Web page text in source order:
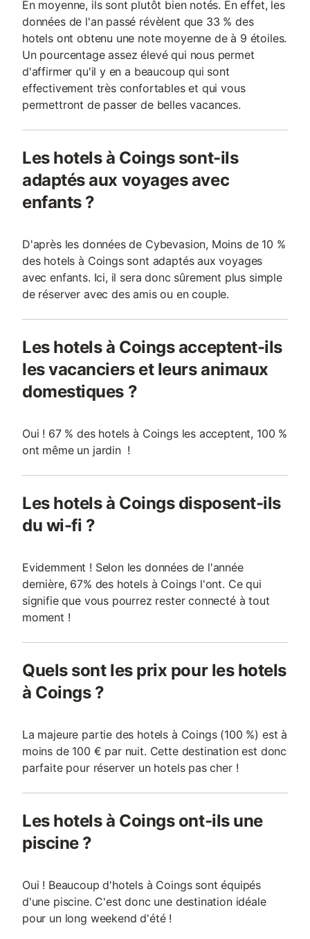
En moyenne, ils sont plutôt bien notés. En effet, les
données de l'an passé révèlent que 33 % des
hotels ont obtenu une note moyenne de à 9 étoiles.
Un pourcentage assez élevé qui nous permet
d'affirmer qu'il y en a beaucoup qui sont
effectivement très confortables et qui vous
permettront de passer de belles vacances.
Les hotels à Coings sont-ils
adaptés aux voyages avec
enfants ?
D'après les données de Cybevasion, Moins de 10 %
des hotels à Coings sont adaptés aux voyages
avec enfants. Ici, il sera donc sûrement plus simple
de réserver avec des amis ou en couple.
Les hotels à Coings acceptent-ils
les vacanciers et leurs animaux
domestiques ?
Oui ! 67 % des hotels à Coings les acceptent, 100 %
ont même un jardin !
Les hotels à Coings disposent-ils
du wi-fi ?
Evidemment ! Selon les données de l'année
dernière, 67% des hotels à Coings l'ont. Ce qui
signifie que vous pourrez rester connecté à tout
moment !
Quels sont les prix pour les hotels
à Coings ?
La majeure partie des hotels à Coings (100 %) est à
moins de 100 € par nuit. Cette destination est donc
parfaite pour réserver un hotels pas cher !
Les hotels à Coings ont-ils une
piscine ?
Oui ! Beaucoup d'hotels à Coings sont équipés
d'une piscine. C'est donc une destination idéale
pour un long weekend d'été !